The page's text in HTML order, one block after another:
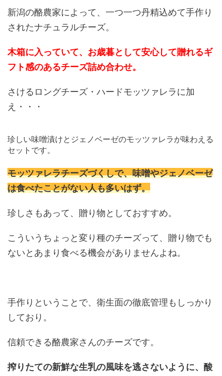
新潟の酪農家によって、一つ一つ丹精込めて手作り
されたナチュラルチーズ。
木箱に入っていて、お歳暮として安心して贈れるギ
フト感のあるチーズ詰め合わせ。
さけるロングチーズ・ハードモッツァレラに加
え・・・
珍しい味噌漬けとジェノベーゼのモッツァレラが味わえる
セットです。
モッツァレラチーズづくしで、味噌やジェノベーゼ
は食べたことがない人も多いはず。
珍しさもあって、贈り物としておすすめ。
こういうちょっと変り種のチーズって、贈り物でも
ないとあまり食べる機会がありませんよね。
手作りということで、衛生面の徹底管理もしっかり
しており。
信頼できる酪農家さんのチーズです。
搾りたての新鮮な生乳の風味を逃さないように、酸